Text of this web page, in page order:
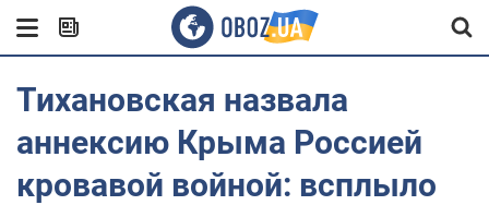
Тихановская назвала
аннексию Крыма Россией
кровавой войной: всплыло